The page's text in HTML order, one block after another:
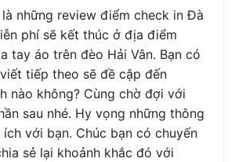
những review điểm check in Đà
phí sẽ kết thúc ở địa điểm
tay áo trên đèo Hải Vân. Bạn có
tiếp theo sẽ đề cập đến
nào không? Cùng chờ đợi với
sau nhé. Hy vọng những thông
với bạn. Chúc bạn có chuyến
sẻ lại khoảnh khắc đó với